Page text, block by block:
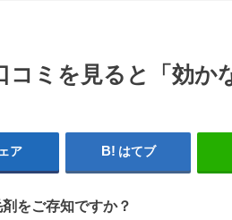
コミを見ると「効か
ア はてブ
をご存知ですか？